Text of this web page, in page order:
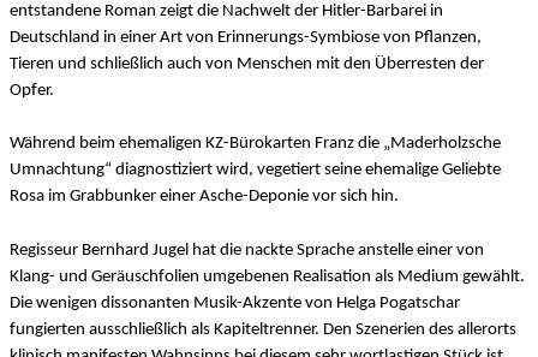
entstandene Roman zeigt die Nachwelt der Hitler-Barbarei in
Deutschland in einer Art von Erinnerungs-Symbiose von Pflanzen,
Tieren und schließlich auch von Menschen mit den Überresten der
Opfer.
Während beim ehemaligen KZ-Bürokarten Franz die „Maderholzsche
Umnachtung“ diagnostiziert wird, vegetiert seine ehemalige Geliebte
Rosa im Grabbunker einer Asche-Deponie vor sich hin.
Regisseur Bernhard Jugel hat die nackte Sprache anstelle einer von
Klang- und Geräuschfolien umgebenen Realisation als Medium gewählt.
Die wenigen dissonanten Musik-Akzente von Helga Pogatschar
fungierten ausschließlich als Kapiteltrenner. Den Szenerien des allerorts